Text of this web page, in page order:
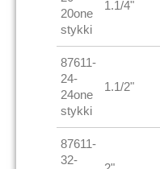
20one
stykki
1.1/4"
87611-
24-
24one
stykki
1.1/2"
87611-
32-